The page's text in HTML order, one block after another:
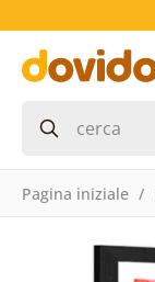
Pagina iniziale